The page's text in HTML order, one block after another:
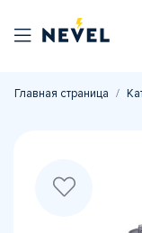
Главная страница